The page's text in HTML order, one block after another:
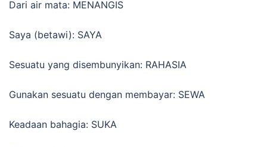
Dari air mata: MENANGIS
Saya (betawi): SAYA
Sesuatu yang disembunyikan: RAHASIA
Gunakan sesuatu dengan membayar: SEWA
Keadaan bahagia: SUKA